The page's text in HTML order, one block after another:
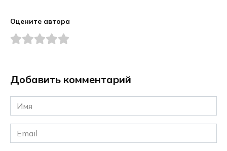
Оцените автора
Добавить комментарий
Имя
*
Email
*